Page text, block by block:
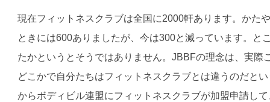
現在フィットネスクラブは全国に2000軒あります。かた
ときには600ありましたが、今は300と減っています。と
たかというとそうではありません。JBBFの理念は、実際
どこかで自分たちはフィットネスクラブとは違うのだと
からボディビル連盟にフィットネスクラブが加盟申請し